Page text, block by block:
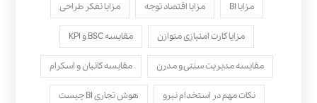
مزایا BI مزایا اقتصاد توجه مزایا تفکر طراحی
مزایا کارت امتیازی متوازن مقایسه BSC و KPI
مقایسه مدیریت سنتی و مدرن مقایسه کانبان و اسکرام
نکات مهم در استخدام نیرو هوش تجاری BI چیست